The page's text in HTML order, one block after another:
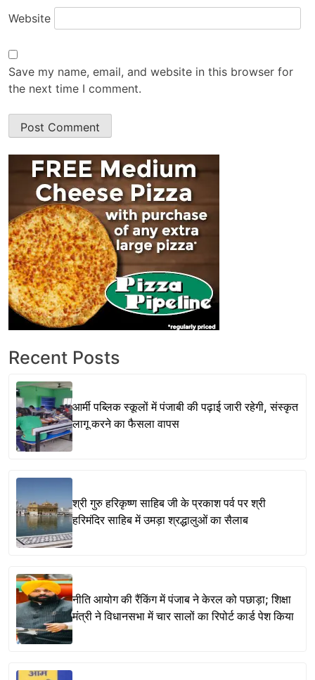
Website
Save my name, email, and website in this browser for
the next time I comment.
Recent Posts
आर्मी पब्लिक स्कूलों में पंजाबी की पढ़ाई जारी रहेगी, संस्कृत
लागू करने का फैसला वापस
श्री गुरु हरिकृष्ण साहिब जी के प्रकाश पर्व पर श्री
हरिमंदिर साहिब में उमड़ा श्रद्धालुओं का सैलाब
नीति आयोग की रैंकिंग में पंजाब ने केरल को पछाड़ा; शिक्षा
मंत्री ने विधानसभा में चार सालों का रिपोर्ट कार्ड पेश किया